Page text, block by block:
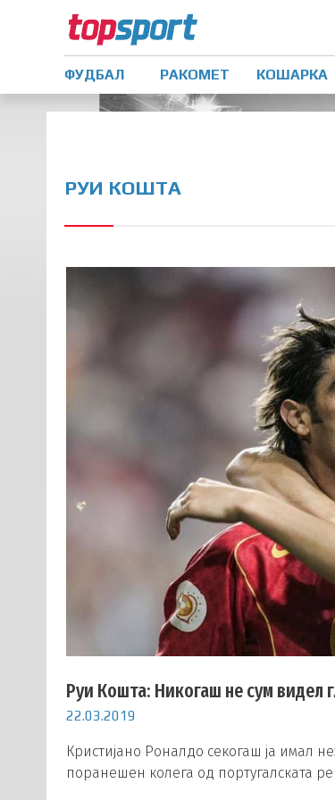
ФУДБАЛ РАКОМЕТ КОШАРКА
РУИ КОШТА
Руи Кошта: Никогаш не сум видел
22.03.2019
Кристијано Роналдо секогаш ја имал
поранешен колега од португалската